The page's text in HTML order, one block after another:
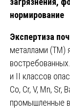
нормирование
Экспертиза
металлами (ТМ)
и II классов
Co, Cr, V, Mn, Sr,
промышленные